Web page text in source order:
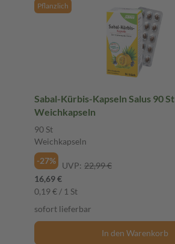
Pflanzlich
Sabal-Kürbis-Kapseln Salus 90 St
Weichkapseln
90 St
Weichkapseln
-27%
UVP: 22,99 €
16,69 €
0,19 € / 1 St
sofort lieferbar
In den Warenkorb